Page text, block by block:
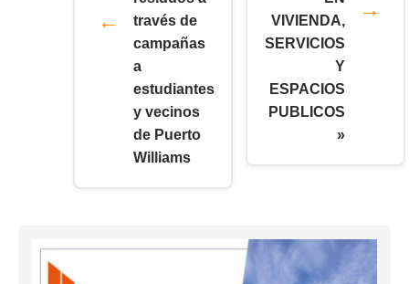
través de
campañas
a
estudiantes
y vecinos
de Puerto
Williams
VIVIENDA,
SERVICIOS
Y
ESPACIOS
PUBLICOS
»